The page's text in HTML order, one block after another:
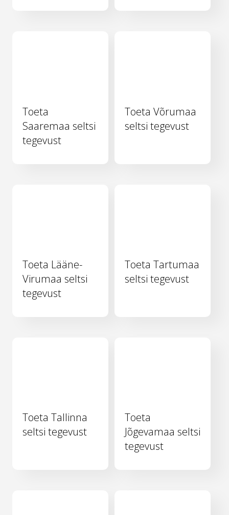
Toeta
Saaremaa seltsi
tegevust
Toeta Võrumaa
seltsi tegevust
Toeta Lääne-
Virumaa seltsi
tegevust
Toeta Tartumaa
seltsi tegevust
Toeta Tallinna
seltsi tegevust
Toeta
Jõgevamaa seltsi
tegevust